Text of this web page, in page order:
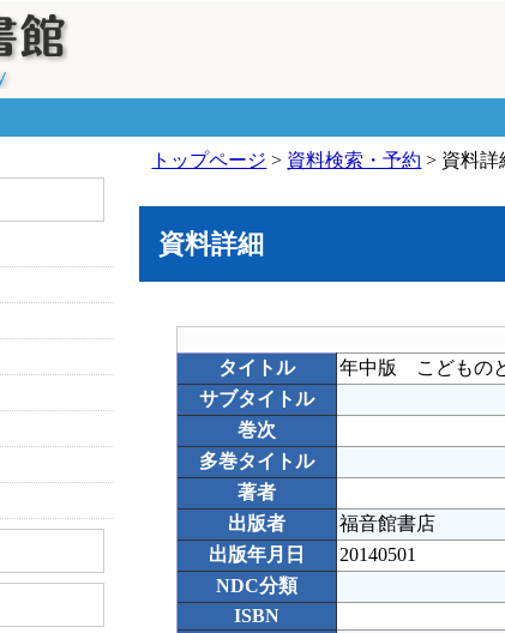
トップページ > 資料検索・予約 > 資料詳
資料詳細
タイトル
年中版 こどもの
サブタイトル
巻次
多巻タイトル
著者
出版者
福音館書店
出版年月日
20140501
NDC分類
ISBN